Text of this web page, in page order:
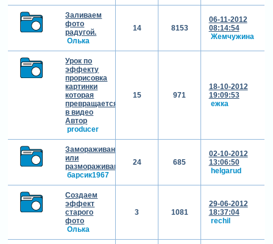
Заливаем
фото
радугой.
Олька
14 8153
06-11-2012
08:14:54
Жемчужина
Урок по
эффекту
прорисовка
картинки
которая
превращается
в видео
Автор
producer
15 971
18-10-2012
19:09:53
ежка
Замораживание
или
размораживание)))))
барсик1967
24 685
02-10-2012
13:06:50
helgarud
Создаем
эффект
старого
фото
Олька
3 1081
29-06-2012
18:37:04
rechil